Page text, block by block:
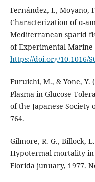
Fernández, I., Moyano,
Characterization of α-
Mediterranean sparid
of Experimental Marine
https://doi.org/10.1016/
Furuichi, M., & Yone, Y.
Plasma in Glucose
of the Japanese Society
764.
Gilmore, R. G., Billock,
Hypotermal mortality
Florida junuary, 1977.